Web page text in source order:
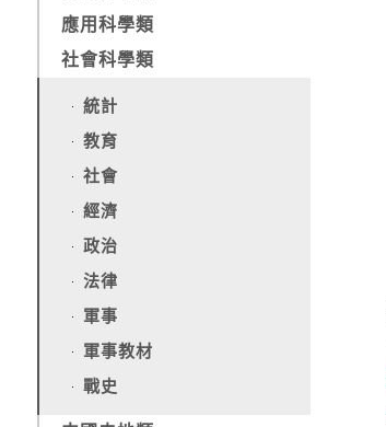
應用科學類
社會科學類
統計
教育
社會
經濟
政治
法律
軍事
軍事教材
戰史